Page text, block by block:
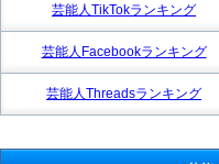
芸能人TikTokランキング
芸能人Facebookランキング
芸能人Threadsランキング